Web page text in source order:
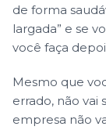
de forma
largada” e se
você faça
Mesmo que
errado, não vai
empresa não